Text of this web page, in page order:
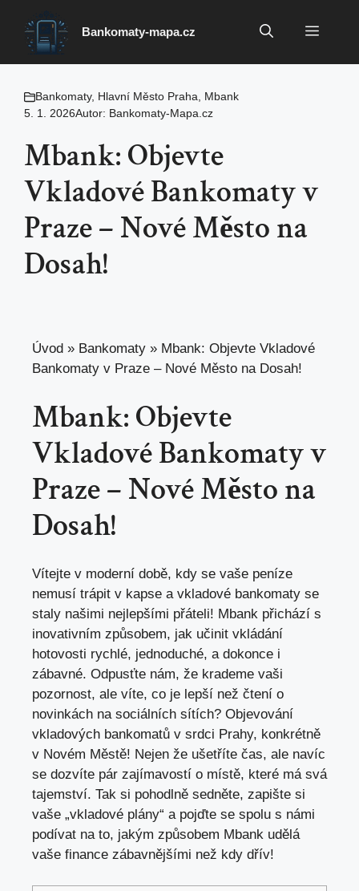
obsah
Bankomaty-mapa.cz Menu
Bankomaty, Hlavní Město Praha
Mbank
5. 1. 2026Autor: Bankomaty-Mapa.cz
Mbank: Objevte
Vkladové Bankomaty v
Praze – Nové Město na
Dosah!
Úvod » Bankomaty » Mbank: Objevte Vkladové
Bankomaty v Praze – Nové Město na Dosah!
Mbank: Objevte
Vkladové Bankomaty v
Praze – Nové Město na
Dosah!
Vítejte v moderní době, kdy se vaše peníze
nemusí trápit v kapse a vkladové bankomaty se
staly našimi nejlepšími přáteli! Mbank přichází s
inovativním způsobem, jak učinit vkládání
hotovosti rychlé, jednoduché, a dokonce i
zábavné. Odpusťte nám, že krademe vaši
pozornost, ale víte, co je lepší než čtení o
novinkách na sociálních sítích? Objevování
vkladových bankomatů v srdci Prahy, konkrétně
v Novém Městě! Nejen že ušetříte čas, ale navíc
se dozvíte pár zajímavostí o místě, které má svá
tajemství. Tak si pohodlně sedněte, zapište si
vaše „vkladové plány“ a pojďte se spolu s námi
podívat na to, jakým způsobem Mbank udělá
vaše finance zábavnějšími než kdy dřív!